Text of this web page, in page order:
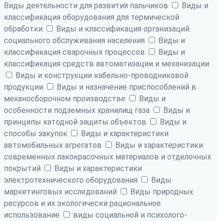
Виды деятельности для развития пальчиков
Виды и
классификация оборудования для термической
обработки
Виды и классификация организаций
социального обслуживания населения
Виды и
классификация сварочных процессов
Виды и
классификация средств автоматизации и механизации
Виды и конструкции кабельно-проводниковой
продукции
Виды и назначение приспособлений в
механосборочном производстве
Виды и
особенности подземных хранилищ газа
Виды и
принципы катодной защиты объектов
Виды и
способы закупок
Виды и характеристики
автомобильных агрегатов
Виды и характеристики
современных лакокрасочных материалов и отделочных
покрытий
Виды и характеристики
электротехнического оборудования
Виды
маркетинговых исследований
Виды природных
ресурсов и их экологически рациональное
использование
виды социальной и психолого-